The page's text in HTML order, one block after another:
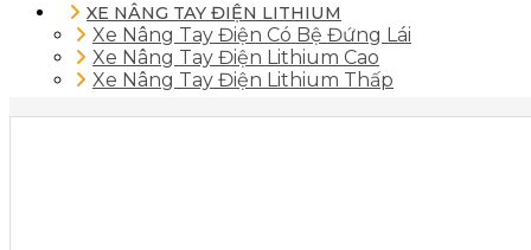
XE NÂNG TAY ĐIỆN LITHIUM
Xe Nâng Tay Điện Có Bệ Đứng Lái
Xe Nâng Tay Điện Lithium Cao
Xe Nâng Tay Điện Lithium Thấp